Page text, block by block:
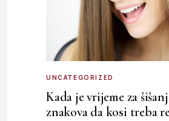
UNCATEGORIZED
Kada je vrijeme za
znakova da kosi treba